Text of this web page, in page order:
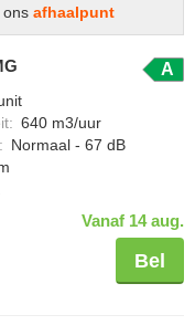
ons afhaalpunt
A
: 640 m3/uur
: Normaal - 67 dB
Vanaf 14 aug.
Bel